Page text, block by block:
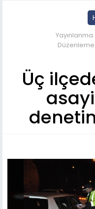
Yayınlanma
Düzenleme
Üç